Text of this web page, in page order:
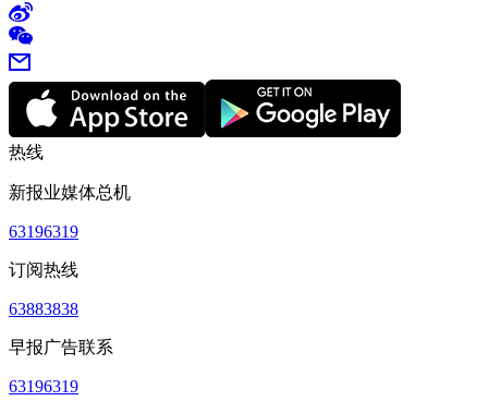
热线
新报业媒体总机
63196319
订阅热线
63883838
早报广告联系
63196319